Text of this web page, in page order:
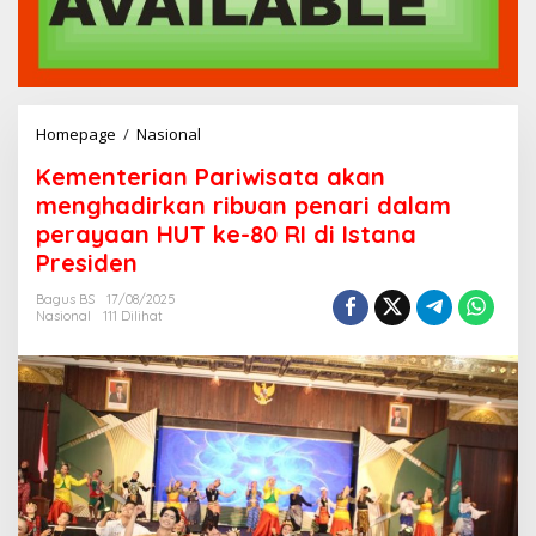
Homepage / Nasional
m
e
n
P
a
r
i
w
i
s
a
Kementerian Pariwisata akan
menghadirkan ribuan penari dalam
perayaan HUT ke-80 RI di Istana
Presiden
Bagus BS
17/08/2025
Nasional
111 Dilihat